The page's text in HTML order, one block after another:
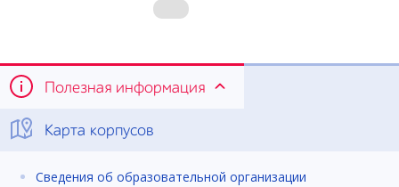
Полезная информация
Карта корпусов
Сведения об образовательной организации